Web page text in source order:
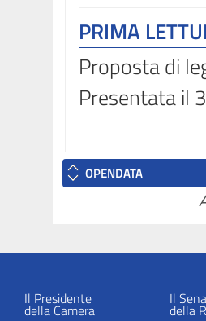
PRIMA
Proposta di
Presentata il
OPENDATA
Il Presidente
della Camera
Il
della